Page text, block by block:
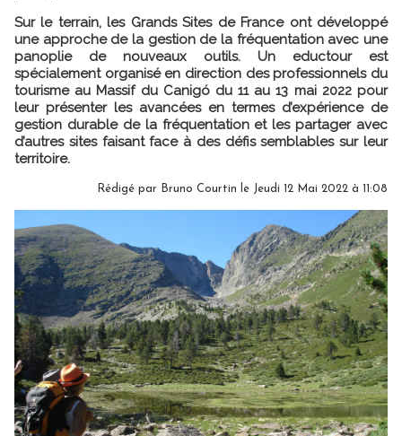
Sur le terrain, les Grands Sites de France ont développé
une approche de la gestion de la fréquentation avec une
panoplie de nouveaux outils. Un eductour est
spécialement organisé en direction des professionnels du
tourisme au Massif du Canigó du 11 au 13 mai 2022 pour
leur présenter les avancées en termes d’expérience de
gestion durable de la fréquentation et les partager avec
d’autres sites faisant face à des défis semblables sur leur
territoire.
Rédigé par Bruno Courtin le Jeudi 12 Mai 2022 à 11:08